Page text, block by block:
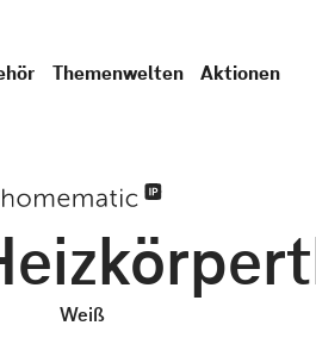
Themenwelten Aktionen
Weiß